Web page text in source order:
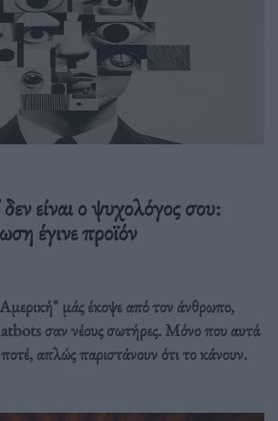
είναι ο ψυχολόγος σου:
έγινε προϊόν
μάς έκοψε από τον άνθρωπο,
σαν νέους σωτήρες. Μόνο που αυτά
απλώς παριστάνουν ότι το κάνουν.